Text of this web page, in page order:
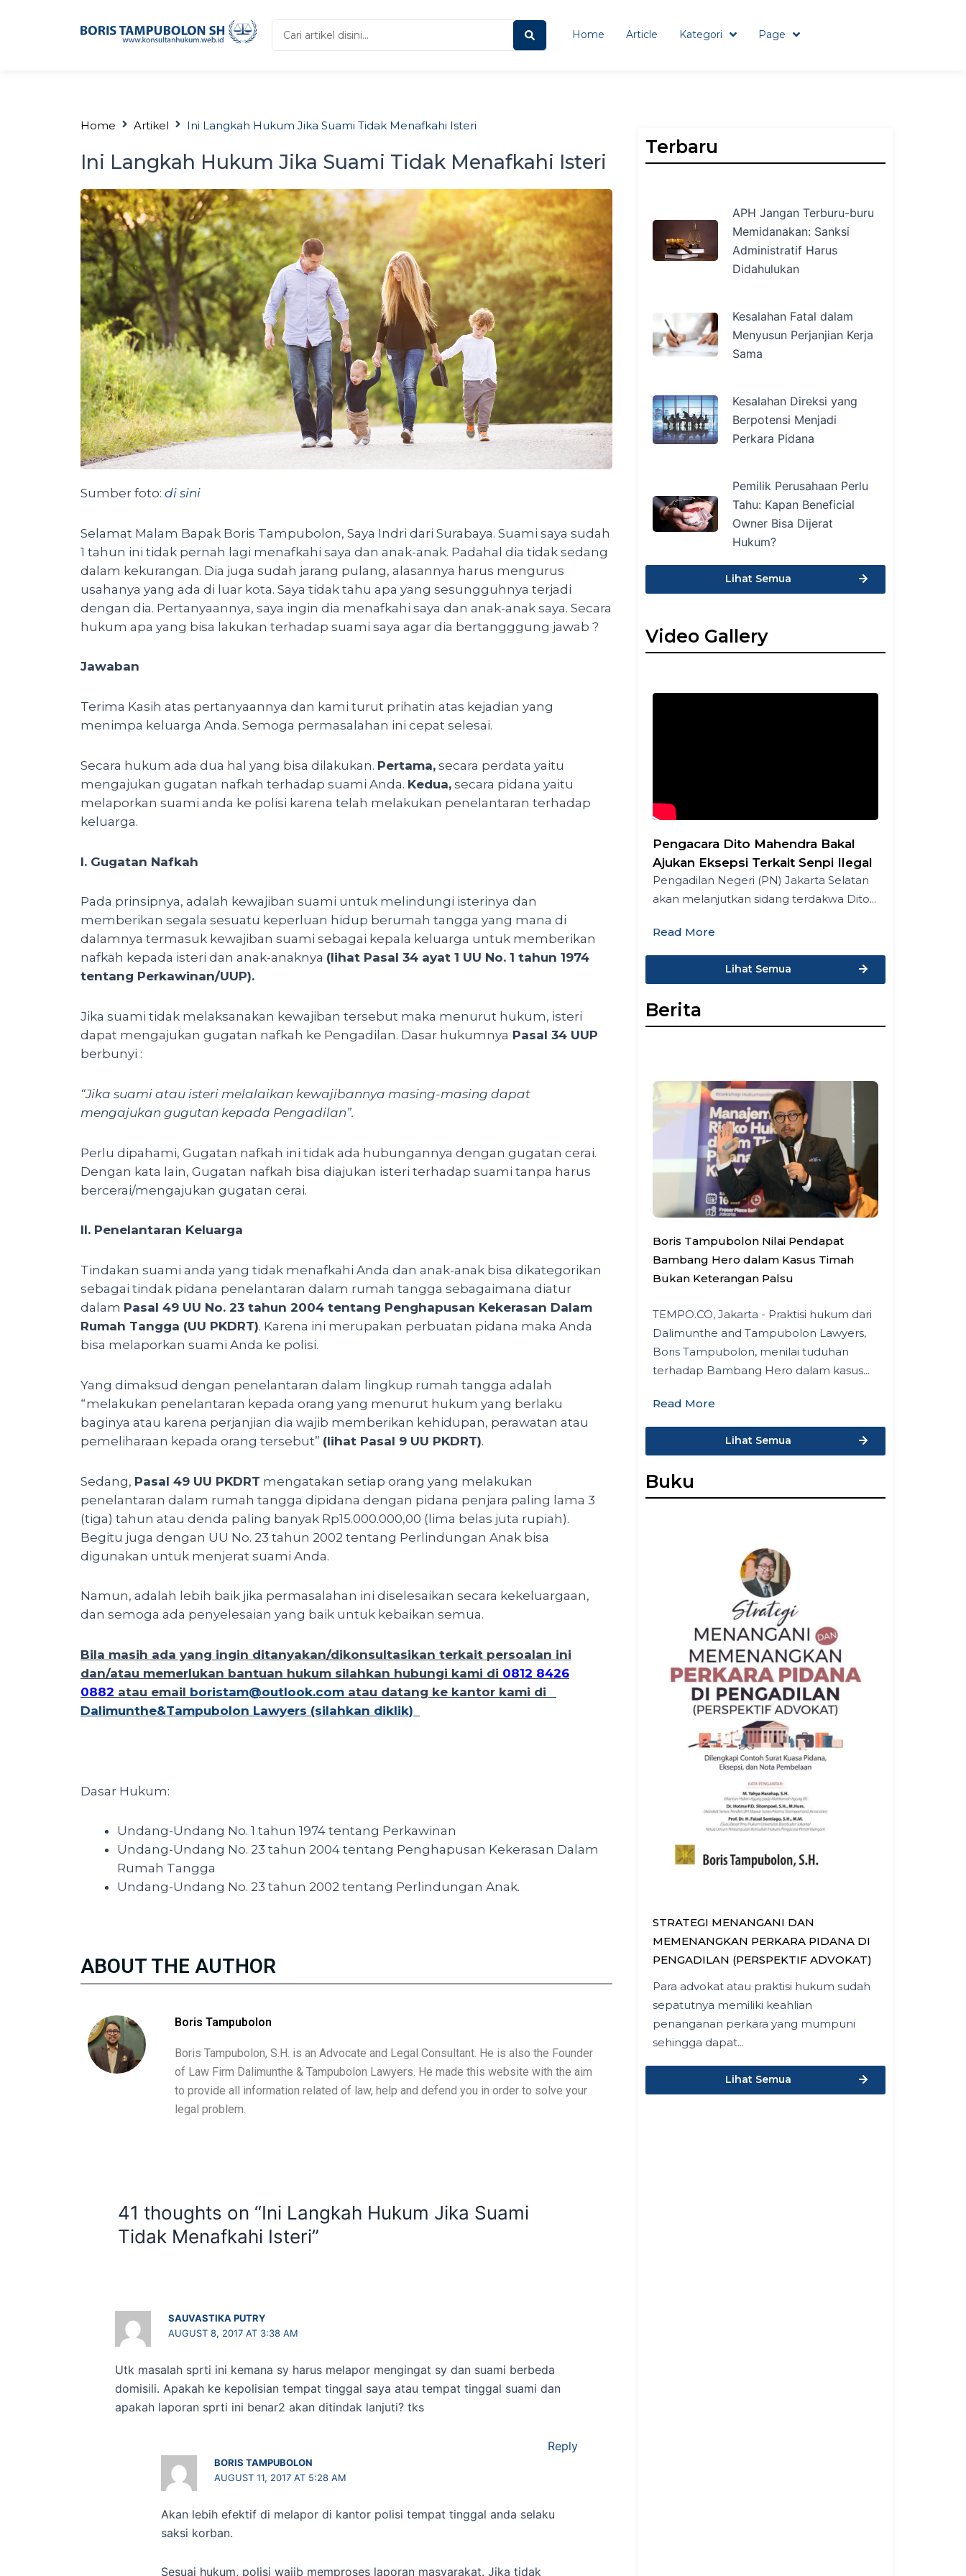
Search
...
Home Article Kategori Page
Home Artikel Ini Langkah Hukum Jika Suami Tidak Menafkahi Isteri
Ini Langkah Hukum Jika Suami Tidak Menafkahi Isteri
Sumber foto: di sini
Selamat Malam Bapak Boris Tampubolon, Saya Indri dari Surabaya. Suami saya sudah
1 tahun ini tidak pernah lagi menafkahi saya dan anak-anak. Padahal dia tidak sedang
dalam kekurangan. Dia juga sudah jarang pulang, alasannya harus mengurus
usahanya yang ada di luar kota. Saya tidak tahu apa yang sesungguhnya terjadi
dengan dia. Pertanyaannya, saya ingin dia menafkahi saya dan anak-anak saya. Secara
hukum apa yang bisa lakukan terhadap suami saya agar dia bertangggung jawab ?
Jawaban
Terima Kasih atas pertanyaannya dan kami turut prihatin atas kejadian yang
menimpa keluarga Anda. Semoga permasalahan ini cepat selesai.
Secara hukum ada dua hal yang bisa dilakukan. Pertama, secara perdata yaitu
mengajukan gugatan nafkah terhadap suami Anda. Kedua, secara pidana yaitu
melaporkan suami anda ke polisi karena telah melakukan penelantaran terhadap
keluarga.
I. Gugatan Nafkah
Pada prinsipnya, adalah kewajiban suami untuk melindungi isterinya dan
memberikan segala sesuatu keperluan hidup berumah tangga yang mana di
dalamnya termasuk kewajiban suami sebagai kepala keluarga untuk memberikan
nafkah kepada isteri dan anak-anaknya (lihat Pasal 34 ayat 1 UU No. 1 tahun 1974
tentang Perkawinan/UUP).
Jika suami tidak melaksanakan kewajiban tersebut maka menurut hukum, isteri
dapat mengajukan gugatan nafkah ke Pengadilan. Dasar hukumnya Pasal 34 UUP
berbunyi :
“Jika suami atau isteri melalaikan kewajibannya masing-masing dapat
mengajukan gugutan kepada Pengadilan”.
Perlu dipahami, Gugatan nafkah ini tidak ada hubungannya dengan gugatan cerai.
Dengan kata lain, Gugatan nafkah bisa diajukan isteri terhadap suami tanpa harus
bercerai/mengajukan gugatan cerai.
II. Penelantaran Keluarga
Tindakan suami anda yang tidak menafkahi Anda dan anak-anak bisa dikategorikan
sebagai tindak pidana penelantaran dalam rumah tangga sebagaimana diatur
dalam Pasal 49 UU No. 23 tahun 2004 tentang Penghapusan Kekerasan Dalam
Rumah Tangga (UU PKDRT). Karena ini merupakan perbuatan pidana maka Anda
bisa melaporkan suami Anda ke polisi.
Yang dimaksud dengan penelantaran dalam lingkup rumah tangga adalah
“melakukan penelantaran kepada orang yang menurut hukum yang berlaku
baginya atau karena perjanjian dia wajib memberikan kehidupan, perawatan atau
pemeliharaan kepada orang tersebut” (lihat Pasal 9 UU PKDRT).
Sedang, Pasal 49 UU PKDRT mengatakan setiap orang yang melakukan
penelantaran dalam rumah tangga dipidana dengan pidana penjara paling lama 3
(tiga) tahun atau denda paling banyak Rp15.000.000,00 (lima belas juta rupiah).
Begitu juga dengan UU No. 23 tahun 2002 tentang Perlindungan Anak bisa
digunakan untuk menjerat suami Anda.
Namun, adalah lebih baik jika permasalahan ini diselesaikan secara kekeluargaan,
dan semoga ada penyelesaian yang baik untuk kebaikan semua.
Bila masih ada yang ingin ditanyakan/dikonsultasikan terkait persoalan ini
dan/atau memerlukan bantuan hukum silahkan hubungi kami di 0812 8426
0882 atau email boristam@outlook.com atau datang ke kantor kami di
Dalimunthe&Tampubolon Lawyers (silahkan diklik)
Dasar Hukum:
Undang-Undang No. 1 tahun 1974 tentang Perkawinan
Undang-Undang No. 23 tahun 2004 tentang Penghapusan Kekerasan Dalam
Rumah Tangga
Undang-Undang No. 23 tahun 2002 tentang Perlindungan Anak.
ABOUT THE AUTHOR
Boris Tampubolon
Boris Tampubolon, S.H. is an Advocate and Legal Consultant. He is also the Founder
of Law Firm Dalimunthe & Tampubolon Lawyers. He made this website with the aim
to provide all information related of law, help and defend you in order to solve your
legal problem.
41 thoughts on “Ini Langkah Hukum Jika Suami
Tidak Menafkahi Isteri”
SAUVASTIKA PUTRY
AUGUST 8, 2017 AT 3:38 AM
Utk masalah sprti ini kemana sy harus melapor mengingat sy dan suami berbeda
domisili. Apakah ke kepolisian tempat tinggal saya atau tempat tinggal suami dan
apakah laporan sprti ini benar2 akan ditindak lanjuti? tks
Reply
BORIS TAMPUBOLON
AUGUST 11, 2017 AT 5:28 AM
Akan lebih efektif di melapor di kantor polisi tempat tinggal anda selaku
saksi korban.
Sesuai hukum, polisi wajib memproses laporan masyarakat. Jika tidak
Terbaru
APH Jangan Terburu-buru
Memidanakan: Sanksi
Administratif Harus
Didahulukan
Kesalahan Fatal dalam
Menyusun Perjanjian Kerja
Sama
Kesalahan Direksi yang
Berpotensi Menjadi
Perkara Pidana
Pemilik Perusahaan Perlu
Tahu: Kapan Beneficial
Owner Bisa Dijerat
Hukum?
Lihat Semua
Video Gallery
Pengacara Dito Mahendra Bakal
Ajukan Eksepsi Terkait Senpi Ilegal
Pengadilan Negeri (PN) Jakarta Selatan
akan melanjutkan sidang terdakwa Dito...
Read More
Lihat Semua
Berita
Boris Tampubolon Nilai Pendapat
Bambang Hero dalam Kasus Timah
Bukan Keterangan Palsu
TEMPO.CO, Jakarta - Praktisi hukum dari
Dalimunthe and Tampubolon Lawyers,
Boris Tampubolon, menilai tuduhan
terhadap Bambang Hero dalam kasus...
Read More
Lihat Semua
Buku
STRATEGI MENANGANI DAN
MEMENANGKAN PERKARA PIDANA DI
PENGADILAN (PERSPEKTIF ADVOKAT)
Para advokat atau praktisi hukum sudah
sepatutnya memiliki keahlian
penanganan perkara yang mumpuni
sehingga dapat...
Lihat Semua